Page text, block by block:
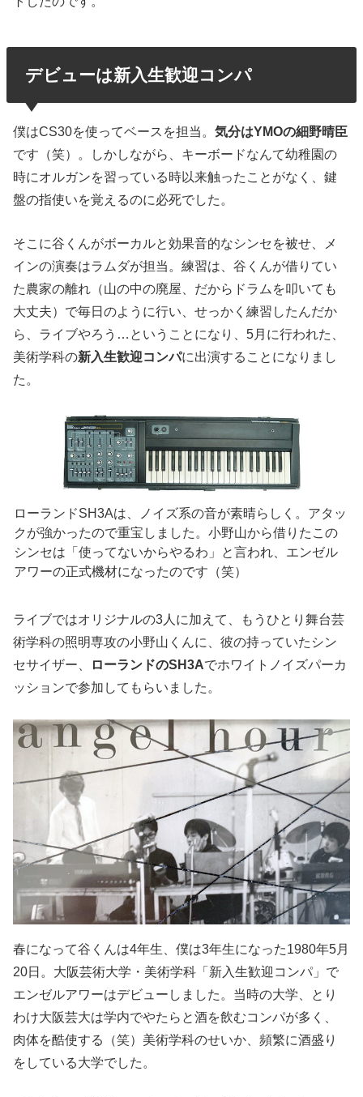
デビューは新入生歓迎コンパ
僕はCS30を使ってベースを担当。気分はYMOの細野晴臣
です（笑）。しかしながら、キーボードなんて幼稚園の
時にオルガンを習っている時以来触ったことがなく、鍵
盤の指使いを覚えるのに必死でした。
そこに谷くんがボーカルと効果音的なシンセを被せ、メ
インの演奏はラムダが担当。練習は、谷くんが借りてい
た農家の離れ（山の中の廃屋、だからドラムを叩いても
大丈夫）で毎日のように行い、せっかく練習したんだか
ら、ライブやろう…ということになり、5月に行われた、
美術学科の新入生歓迎コンパに出演することになりまし
た。
ローランドSH3Aは、ノイズ系の音が素晴らしく。アタッ
クが強かったので重宝しました。小野山から借りたこの
シンセは「使ってないからやるわ」と言われ、エンゼル
アワーの正式機材になったのです（笑）
ライブではオリジナルの3人に加えて、もうひとり舞台芸
術学科の照明専攻の小野山くんに、彼の持っていたシン
セサイザー、
ローランドのSH3Aでホワイトノイズパーカ
ッションで参加してもらいました。
春になって谷くんは4年生、僕は3年生になった1980年5月
20日。大阪芸術大学・美術学科「新入生歓迎コンパ」で
エンゼルアワーはデビューしました。当時の大学、とり
わけ大阪芸大は学内でやたらと酒を飲むコンパが多く、
肉体を酷使する（笑）美術学科のせいか、頻繁に酒盛り
をしている大学でした。